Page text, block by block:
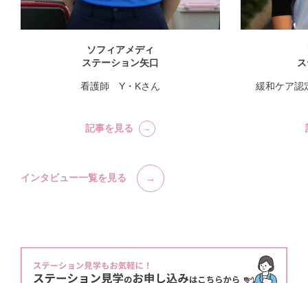
ソフィアメディ
ステーション矢口
看護師 Y・Kさん
記事を見る
緩和ケア
インタビュー一覧を見る